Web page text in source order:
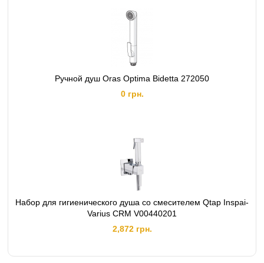
Ручной душ Oras Optima Bidetta 272050
0 грн.
Набор для гигиенического душа со смесителем Qtap Inspai-
Varius CRM V00440201
2,872 грн.